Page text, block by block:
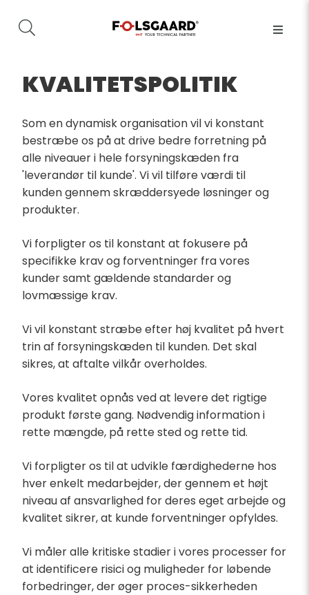
KVALITETSPOLITIK
Som en dynamisk organisation vil vi konstant
bestræbe os på at drive bedre forretning på
alle niveauer i hele forsyningskæden fra
'leverandør til kunde'. Vi vil tilføre værdi til
kunden gennem skræddersyede løsninger og
produkter.
Vi forpligter os til konstant at fokusere på
specifikke krav og forventninger fra vores
kunder samt gældende standarder og
lovmæssige krav.
Vi vil konstant stræbe efter høj kvalitet på hvert
trin af forsyningskæden til kunden. Det skal
sikres, at aftalte vilkår overholdes.
Vores kvalitet opnås ved at levere det rigtige
produkt første gang. Nødvendig information i
rette mængde, på rette sted og rette tid.
Vi forpligter os til at udvikle færdighederne hos
hver enkelt medarbejder, der gennem et højt
niveau af ansvarlighed for deres eget arbejde og
kvalitet sikrer, at kunde forventninger opfyldes.
Vi måler alle kritiske stadier i vores processer for
at identificere risici og muligheder for løbende
forbedringer, der øger proces-sikkerheden